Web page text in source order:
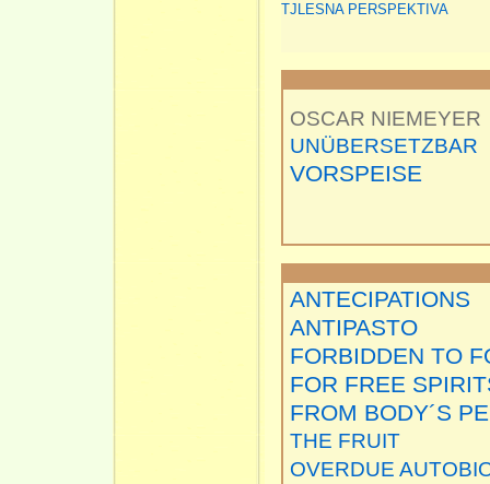
TJLESNA PERSPEKTIVA
OSCAR NIEMEYER
UNÜBERSETZBAR
VORSPEISE
ANTECIPATIONS
ANTIPASTO
FORBIDDEN TO
FOR FREE
FROM BODY´S
THE FRUIT
OVERDUE